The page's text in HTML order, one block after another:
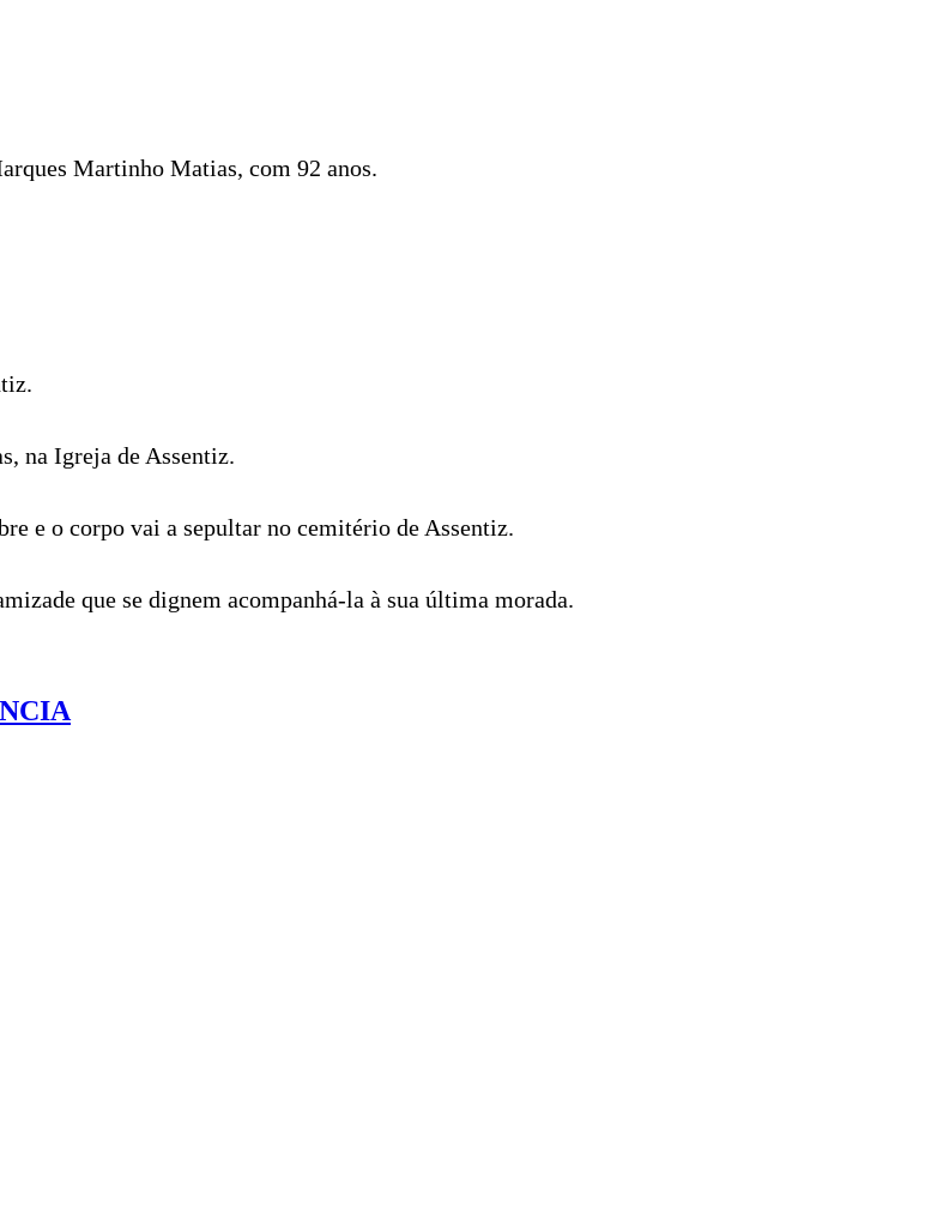
Martinho Matias, com 92 anos.
na Igreja de Assentiz.
e o corpo vai a sepultar no cemitério de Assentiz.
que se dignem acompanhá-la à sua última morada.